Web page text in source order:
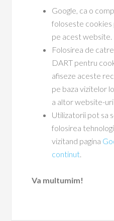
Google, ca o
foloseste cookies
pe acest website.
Folosirea de
DART pentru
afiseze aceste
pe baza vizitelor
a altor website-
Utilizatorii pot sa
folosirea
vizitand pagina
continut
Va multumim!